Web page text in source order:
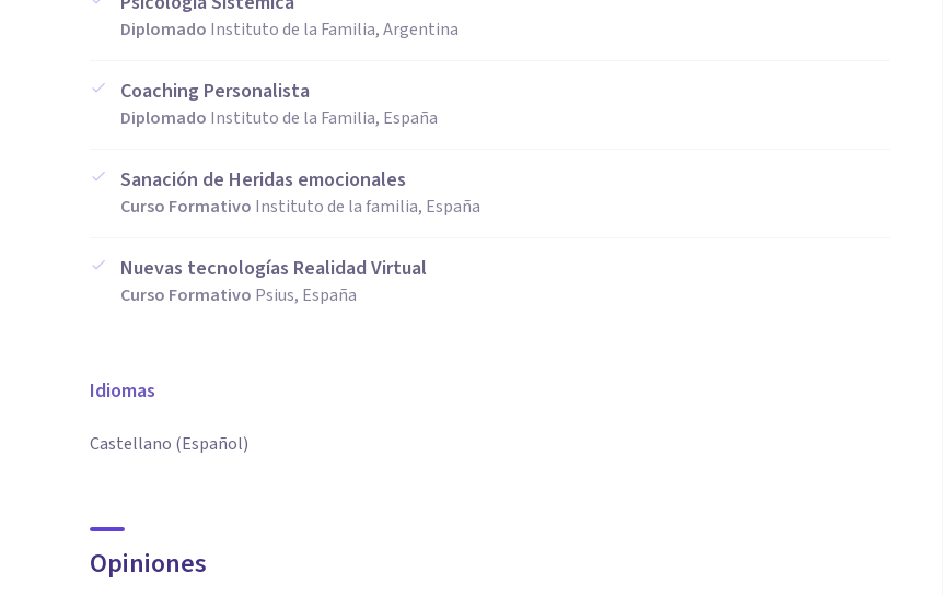
Diplomado Instituto de la Familia, Argentina
Coaching Personalista
Diplomado Instituto de la Familia, España
Sanación de Heridas emocionales
Curso Formativo Instituto de la familia, España
Nuevas tecnologías Realidad Virtual
Curso Formativo Psius, España
Idiomas
Castellano (Español)
Opiniones